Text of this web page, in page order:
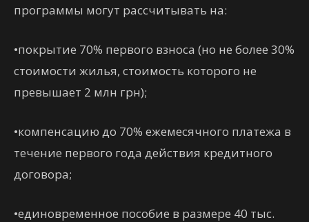
программы могут рассчитывать на:
•покрытие 70% первого взноса (но не более 30%
стоимости жилья, стоимость которого не
превышает 2 млн грн);
•компенсацию до 70% ежемесячного платежа в
течение первого года действия кредитного
договора;
•единовременное пособие в размере 40 тыс.